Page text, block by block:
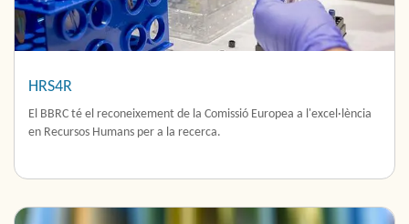
HRS4R
El BBRC té el reconeixement de la Comissió Europea a l'excel·lència
en Recursos Humans per a la recerca.